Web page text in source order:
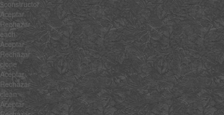
$constructor
Aceptar
Rechazar
each
Aceptar
Rechazar
clone
Aceptar
Rechazar
clean
Aceptar